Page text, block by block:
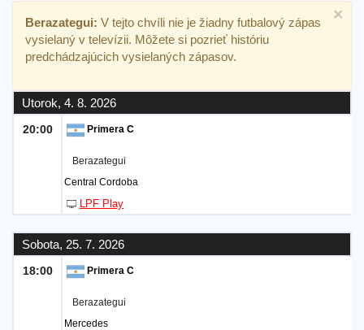
×
Berazategui: V tejto chvíli nie je žiadny futbalový zápas
vysielaný v televízii. Môžete si pozrieť históriu
predchádzajúcich vysielaných zápasov.
Utorok, 4. 8. 2026
20:00 Primera C
Berazategui
Central Cordoba
LPF Play
Sobota, 25. 7. 2026
18:00 Primera C
Berazategui
Mercedes